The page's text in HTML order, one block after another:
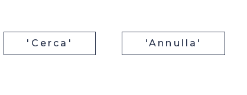
'Cerca' 'Annulla'